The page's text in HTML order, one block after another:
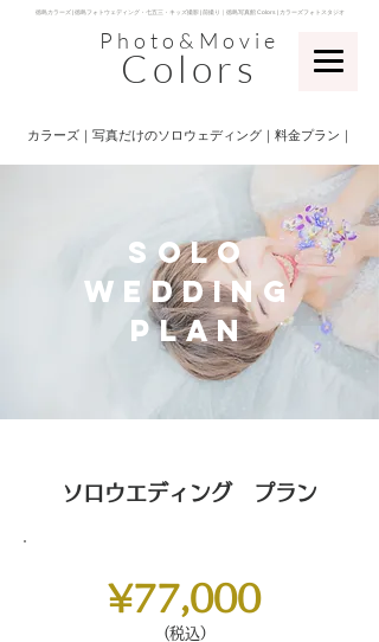
Photo&Movie
Colors
​徳島カラーズ | 徳島フォトウェディング・七五三・キッズ撮影 | 前撮り｜徳島写真館 Colors | カラーズフォトスタジオ
​カラーズ｜写真だけのソロウェディング｜料金プラン｜
​solo
wedding
plan
​ソロウエディング プラン
​¥77,000​
​(税込）